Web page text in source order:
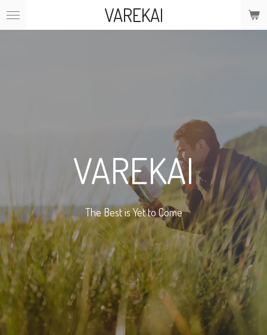
Ga
VAREKAI
VAREKAI
The Best is Yet to Come